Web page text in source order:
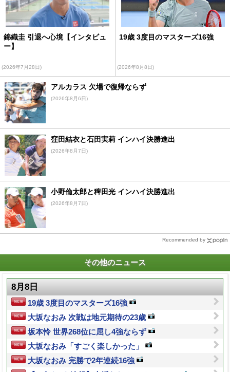
錦織圭 引退へ心境【インタビュ
ー】
(2026年7月28日)
19歳 3度目のマスターズ16強
(2026年8月8日)
アルカラス 欠場で復帰ならず
(2026年8月6日)
窪田結衣と石田実莉 インハイ決勝進出
(2026年8月7日)
小野倫太郎と稗田光 インハイ決勝進出
(2026年8月7日)
Recommended by
その他のニュース
8月8日
19歳 3度目のマスターズ16強
大坂なおみ 次戦は地元期待の23歳
坂本怜 世界268位に屈し4強ならず
大坂なおみ「すごく楽しかった」
大坂なおみ 完勝で2年連続16強